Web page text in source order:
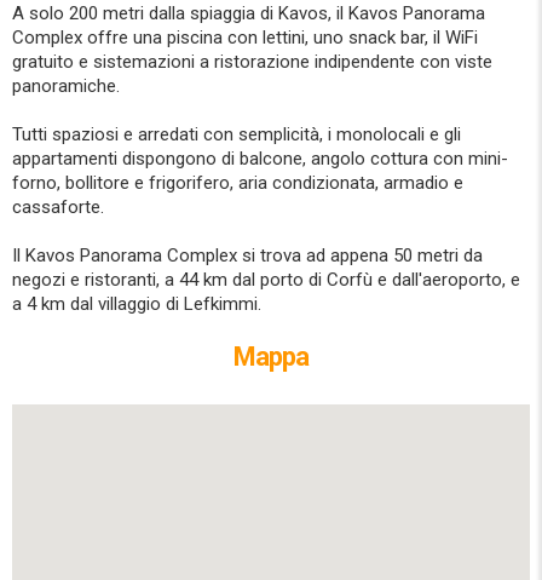
A solo 200 metri dalla spiaggia di Kavos, il Kavos Panorama
Complex offre una piscina con lettini, uno snack bar, il WiFi
gratuito e sistemazioni a ristorazione indipendente con viste
panoramiche.
Tutti spaziosi e arredati con semplicità, i monolocali e gli
appartamenti dispongono di balcone, angolo cottura con mini-
forno, bollitore e frigorifero, aria condizionata, armadio e
cassaforte.
Il Kavos Panorama Complex si trova ad appena 50 metri da
negozi e ristoranti, a 44 km dal porto di Corfù e dall'aeroporto, e
a 4 km dal villaggio di Lefkimmi.
Mappa